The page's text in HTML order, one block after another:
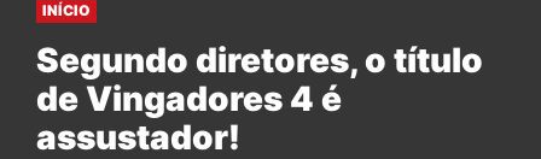
INÍCIO
Segundo diretores, o título
de Vingadores 4 é
assustador!